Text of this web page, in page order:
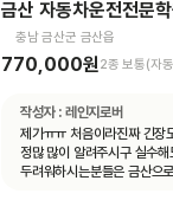
금산 자동차운전전문
충남 금산군 금산읍
770,000원2종 보통(자
작성자 : 레인지로버
제가ㅠㅠ 처음이라진짜 긴장
정많 많이 알려주시구 실수
두려워하시는분들은 금산으